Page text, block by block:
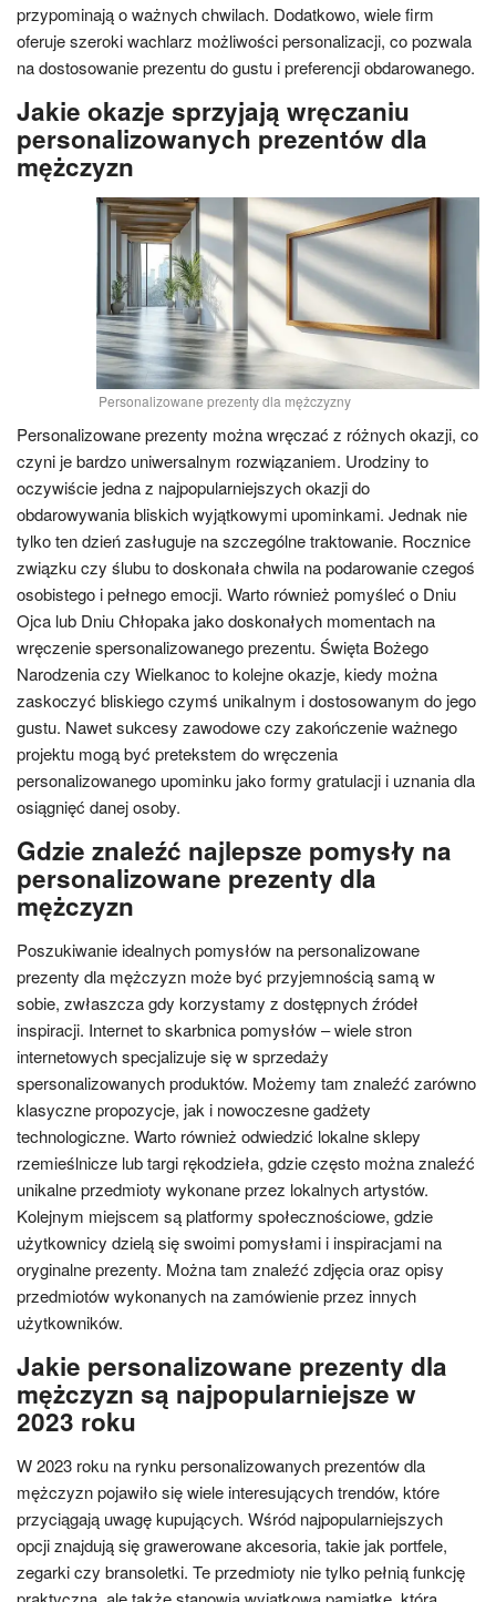
przypominają o ważnych chwilach. Dodatkowo, wiele firm
oferuje szeroki wachlarz możliwości personalizacji, co pozwala
na dostosowanie prezentu do gustu i preferencji obdarowanego.
Jakie okazje sprzyjają wręczaniu
personalizowanych prezentów dla
mężczyzn
Personalizowane prezenty dla mężczyzny
Personalizowane prezenty można wręczać z różnych okazji, co
czyni je bardzo uniwersalnym rozwiązaniem. Urodziny to
oczywiście jedna z najpopularniejszych okazji do
obdarowywania bliskich wyjątkowymi upominkami. Jednak nie
tylko ten dzień zasługuje na szczególne traktowanie. Rocznice
związku czy ślubu to doskonała chwila na podarowanie czegoś
osobistego i pełnego emocji. Warto również pomyśleć o Dniu
Ojca lub Dniu Chłopaka jako doskonałych momentach na
wręczenie spersonalizowanego prezentu. Święta Bożego
Narodzenia czy Wielkanoc to kolejne okazje, kiedy można
zaskoczyć bliskiego czymś unikalnym i dostosowanym do jego
gustu. Nawet sukcesy zawodowe czy zakończenie ważnego
projektu mogą być pretekstem do wręczenia
personalizowanego upominku jako formy gratulacji i uznania dla
osiągnięć danej osoby.
Gdzie znaleźć najlepsze pomysły na
personalizowane prezenty dla
mężczyzn
Poszukiwanie idealnych pomysłów na personalizowane
prezenty dla mężczyzn może być przyjemnością samą w
sobie, zwłaszcza gdy korzystamy z dostępnych źródeł
inspiracji. Internet to skarbnica pomysłów – wiele stron
internetowych specjalizuje się w sprzedaży
spersonalizowanych produktów. Możemy tam znaleźć zarówno
klasyczne propozycje, jak i nowoczesne gadżety
technologiczne. Warto również odwiedzić lokalne sklepy
rzemieślnicze lub targi rękodzieła, gdzie często można znaleźć
unikalne przedmioty wykonane przez lokalnych artystów.
Kolejnym miejscem są platformy społecznościowe, gdzie
użytkownicy dzielą się swoimi pomysłami i inspiracjami na
oryginalne prezenty. Można tam znaleźć zdjęcia oraz opisy
przedmiotów wykonanych na zamówienie przez innych
użytkowników.
Jakie personalizowane prezenty dla
mężczyzn są najpopularniejsze w
2023 roku
W 2023 roku na rynku personalizowanych prezentów dla
mężczyzn pojawiło się wiele interesujących trendów, które
przyciągają uwagę kupujących. Wśród najpopularniejszych
opcji znajdują się grawerowane akcesoria, takie jak portfele,
zegarki czy bransoletki. Te przedmioty nie tylko pełnią funkcję